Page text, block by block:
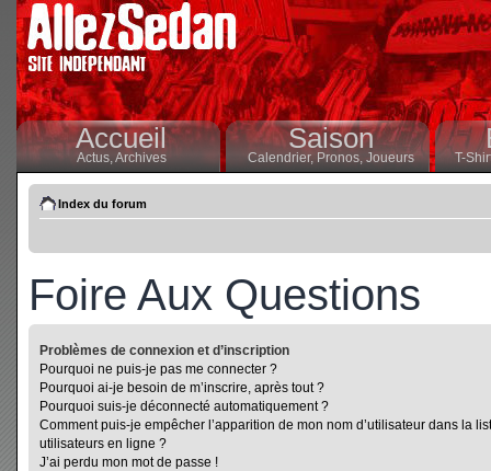
Accueil
Actus,Archives
Saison
Calendrier,Pronos, Joueurs T-
Index du forum
Foire Aux Questions
Problèmes de connexion et d’inscription
Pourquoi ne puis-je pas me connecter ?
Pourquoi ai-je besoin de m’inscrire, après tout ?
Pourquoi suis-je déconnecté automatiquement ?
Comment puis-je empêcher l’apparition de mon nom d’utilisateur dans la
utilisateurs en ligne ?
J’ai perdu mon mot de passe !